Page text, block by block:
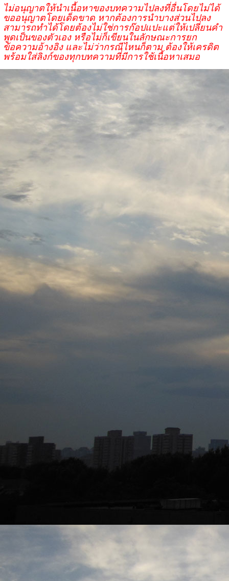
ไม่อนุญาตให้นำเนื้อหาของบทความไปลงที่อื่นโดยไม่ได้
ขออนุญาตโดยเด็ดขาด หากต้องการนำบางส่วนไปลง
สามารถทำได้โดยต้องไม่ใช่การก๊อปแปะแต่ให้เปลี่ยนคำ
พูดเป็นของตัวเอง หรือไม่ก็เขียนในลักษณะการยก
ข้อความอ้างอิง และไม่ว่ากรณีไหนก็ตาม ต้องให้เครดิต
พร้อมใส่ลิงก์ของทุกบทความที่มีการใช้เนื้อหาเสมอ